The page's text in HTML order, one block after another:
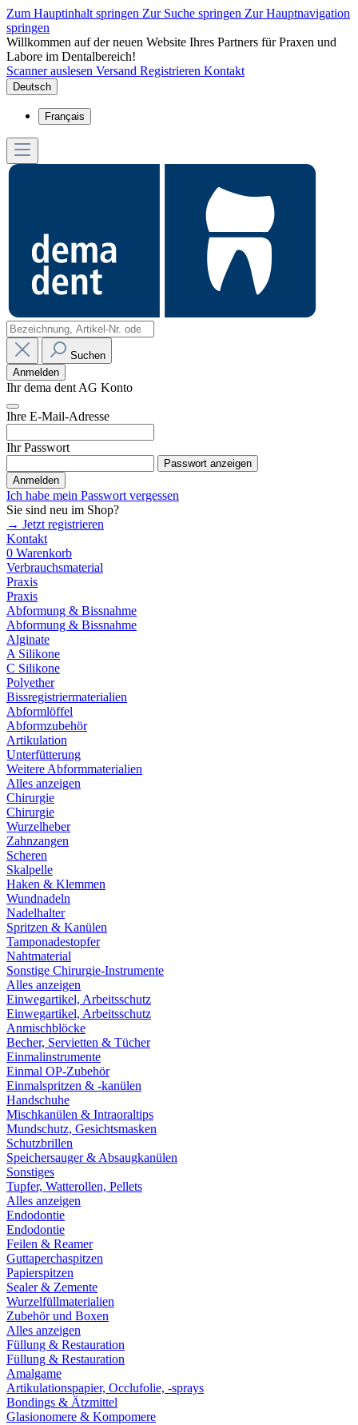
Zum Hauptinhalt springen Zur Suche springen Zur Hauptnavigation
springen
Willkommen auf der neuen Website Ihres Partners für Praxen und
Labore im Dentalbereich!
Scanner auslesen Versand Registrieren Kontakt
Deutsch
Français
Suchen
Anmelden
Ihr dema dent AG Konto
Ihre E-Mail-Adresse
Ihr Passwort
Passwort anzeigen
Anmelden
Ich habe mein Passwort vergessen
Sie sind neu im Shop?
→ Jetzt registrieren
Kontakt
0 Warenkorb
Verbrauchsmaterial
Praxis
Praxis
Abformung & Bissnahme
Abformung & Bissnahme
Alginate
A Silikone
C Silikone
Polyether
Bissregistriermaterialien
Abformlöffel
Abformzubehör
Artikulation
Unterfütterung
Weitere Abformmaterialien
Alles anzeigen
Chirurgie
Chirurgie
Wurzelheber
Zahnzangen
Scheren
Skalpelle
Haken & Klemmen
Wundnadeln
Nadelhalter
Spritzen & Kanülen
Tamponadestopfer
Nahtmaterial
Sonstige Chirurgie-Instrumente
Alles anzeigen
Einwegartikel, Arbeitsschutz
Einwegartikel, Arbeitsschutz
Anmischblöcke
Becher, Servietten & Tücher
Einmalinstrumente
Einmal OP-Zubehör
Einmalspritzen & -kanülen
Handschuhe
Mischkanülen & Intraoraltips
Mundschutz, Gesichtsmasken
Schutzbrillen
Speichersauger & Absaugkanülen
Sonstiges
Tupfer, Watterollen, Pellets
Alles anzeigen
Endodontie
Endodontie
Feilen & Reamer
Guttaperchaspitzen
Papierspitzen
Sealer & Zemente
Wurzelfüllmaterialien
Zubehör und Boxen
Alles anzeigen
Füllung & Restauration
Füllung & Restauration
Amalgame
Artikulationspapier, Occlufolie, -sprays
Bondings & Ätzmittel
Glasionomere & Kompomere